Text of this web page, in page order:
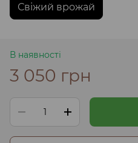
Свіжий врожай
В наявності
3 050 грн